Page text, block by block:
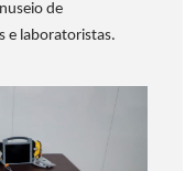
de
e laboratoristas.